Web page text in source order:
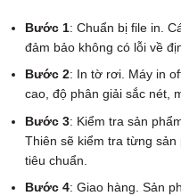
Bước 1: Chuẩn bị file in.
đảm bảo không có lỗi về
Bước 2: In tờ rơi. Máy in
cao, độ phân giải sắc nét,
Bước 3: Kiểm tra sản
Thiên sẽ kiểm tra từng
tiêu chuẩn.
Bước 4: Giao hàng. Sản